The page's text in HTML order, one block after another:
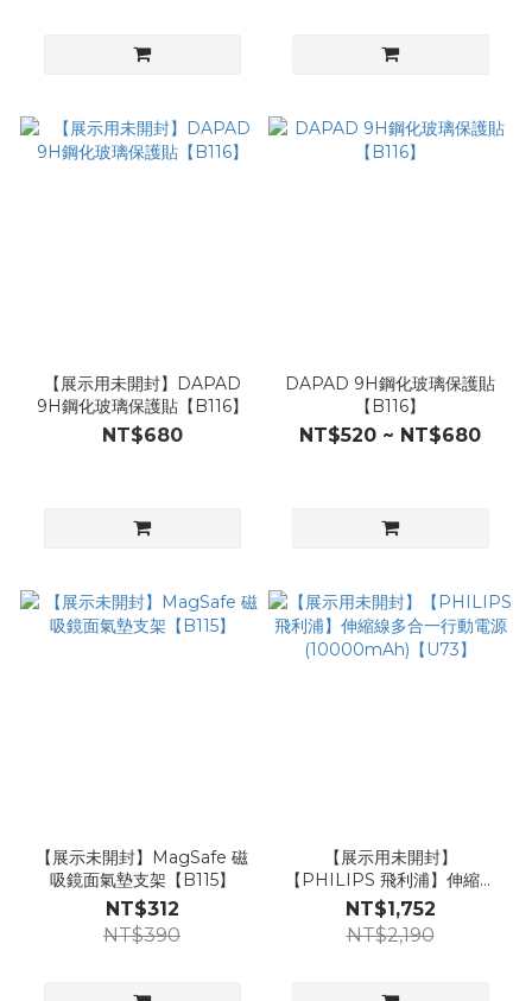
【展示用未開封】DAPAD
9H鋼化玻璃保護貼【B116】
NT$680
DAPAD 9H鋼化玻璃保護貼
【B116】
NT$520 ~ NT$680
【展示未開封】MagSafe 磁
吸鏡面氣墊支架【B115】
NT$312
NT$390
【展示用未開封】
【PHILIPS 飛利浦】伸縮線
多合一行動電源
(10000mAh)【U73】
NT$1,752
NT$2,190